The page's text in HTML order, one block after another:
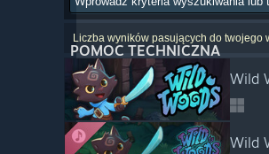
POMOC TECHNICZNA
Liczba wyników pasujących do twojego
Wild
Wild